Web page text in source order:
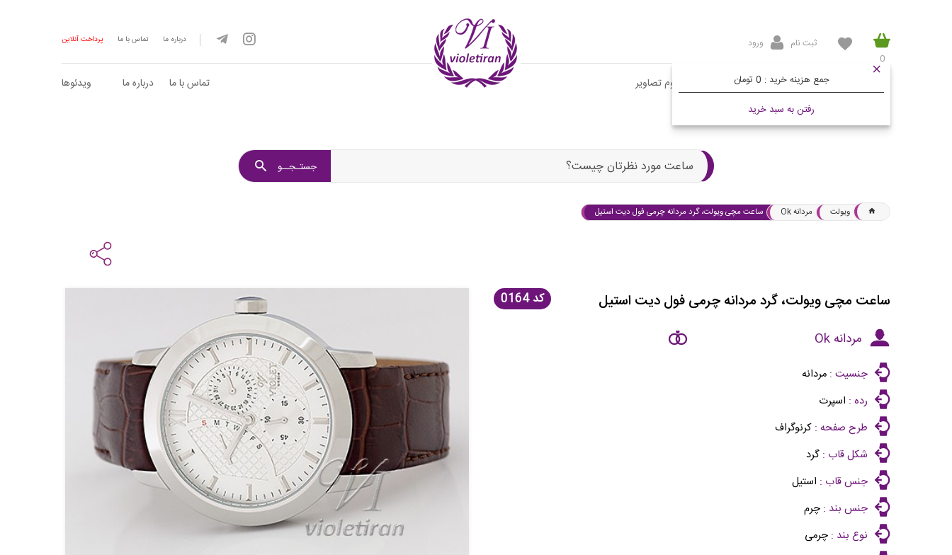
0
جمع هزینه خرید :
رفتن به سبد خرید
ثبت نام ورود پرداخت آنلاین تماس با ما درباره ما
محصولات مقالات آلبوم تصاویر ویدئوها درباره ما تماس با ما
جستـجــو ساعت مورد نظرتان چیست؟
ویولت مردانه Ok ساعت مچی ویولت، گرد مردانه چرمی فول دیت استیل
ساعت مچی ویولت، گرد مردانه چرمی فول دیت استیل کد0164
مردانه Ok
جنسیت : مردانه
رده : اسپرت
طرح صفحه : کرنوگراف
شکل قاب : گرد
جنس قاب : استیل
جنس بند : چرم
نوع بند : چرمی